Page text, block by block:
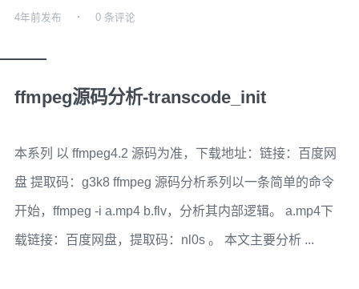
4年前发布 0 条评论
ffmpeg源码分析-transcode_init
本系列 以 ffmpeg4.2 源码为准，下载地址：链接：百度网
盘 提取码：g3k8 ffmpeg 源码分析系列以一条简单的命令
开始，ffmpeg -i a.mp4 b.flv，分析其内部逻辑。 a.mp4下
载链接：百度网盘，提取码：nl0s 。 本文主要分析 ...